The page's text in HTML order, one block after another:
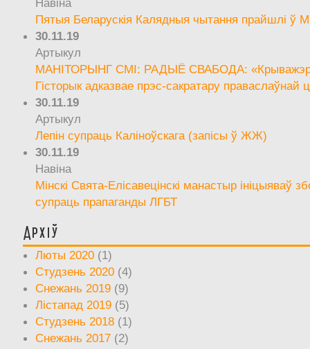
Навіна
Пятыя Беларускія Калядныя чытання прайшлі ў
30.11.19
Артыкул
МАНІТОРЫНГ СМІ: РАДЫЁ СВАБОДА:
Гісторык адказвае прэс-сакратару праваслаўнай
30.11.19
Артыкул
Лепін супраць Каліноўскага (запісы ў ЖЖ)
30.11.19
Навіна
Мінскі Свята-Елісавецінскі манастыр ініцыяваў
супраць прапаганды ЛГБТ
Архіў
Люты 2020 (1)
Студзень 2020 (4)
Снежань 2019 (9)
Лістапад 2019 (5)
Студзень 2018 (1)
Снежань 2017 (2)